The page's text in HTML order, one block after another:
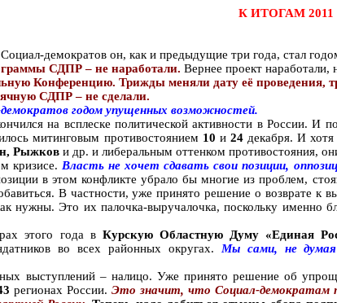
К ИТОГАМ
демократов он, как и предыдущие три года, стал
СДПР – не наработали. Вернее проект наработали,
Конференцию. Трижды меняли дату её проведения,
СДПР – не сделали.
годом упущенных возможностей.
на всплеске политической активности в России.
митинговым противостоянием 10 и 24декабря. И хотя
Рыжков и др. и либеральным оттенком противостояния,
кризисе. Власть не хочет сдавать свои позиции,
в этом конфликте убрало бы многие из проблем,
В частности, уже принято решение о возврате
нужны. Это их палочка-выручалочка, поскольку именно
этого года в Курскую Областную Думу «Единая
во всех районных округах. Мы сами, не думая
выступлений – налицо. Уже принято решение об
регионах России. Это значит, что Социал-демократам